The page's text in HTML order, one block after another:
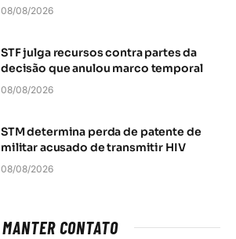
08/08/2026
STF julga recursos contra partes da
decisão que anulou marco temporal
08/08/2026
STM determina perda de patente de
militar acusado de transmitir HIV
08/08/2026
MANTER CONTATO